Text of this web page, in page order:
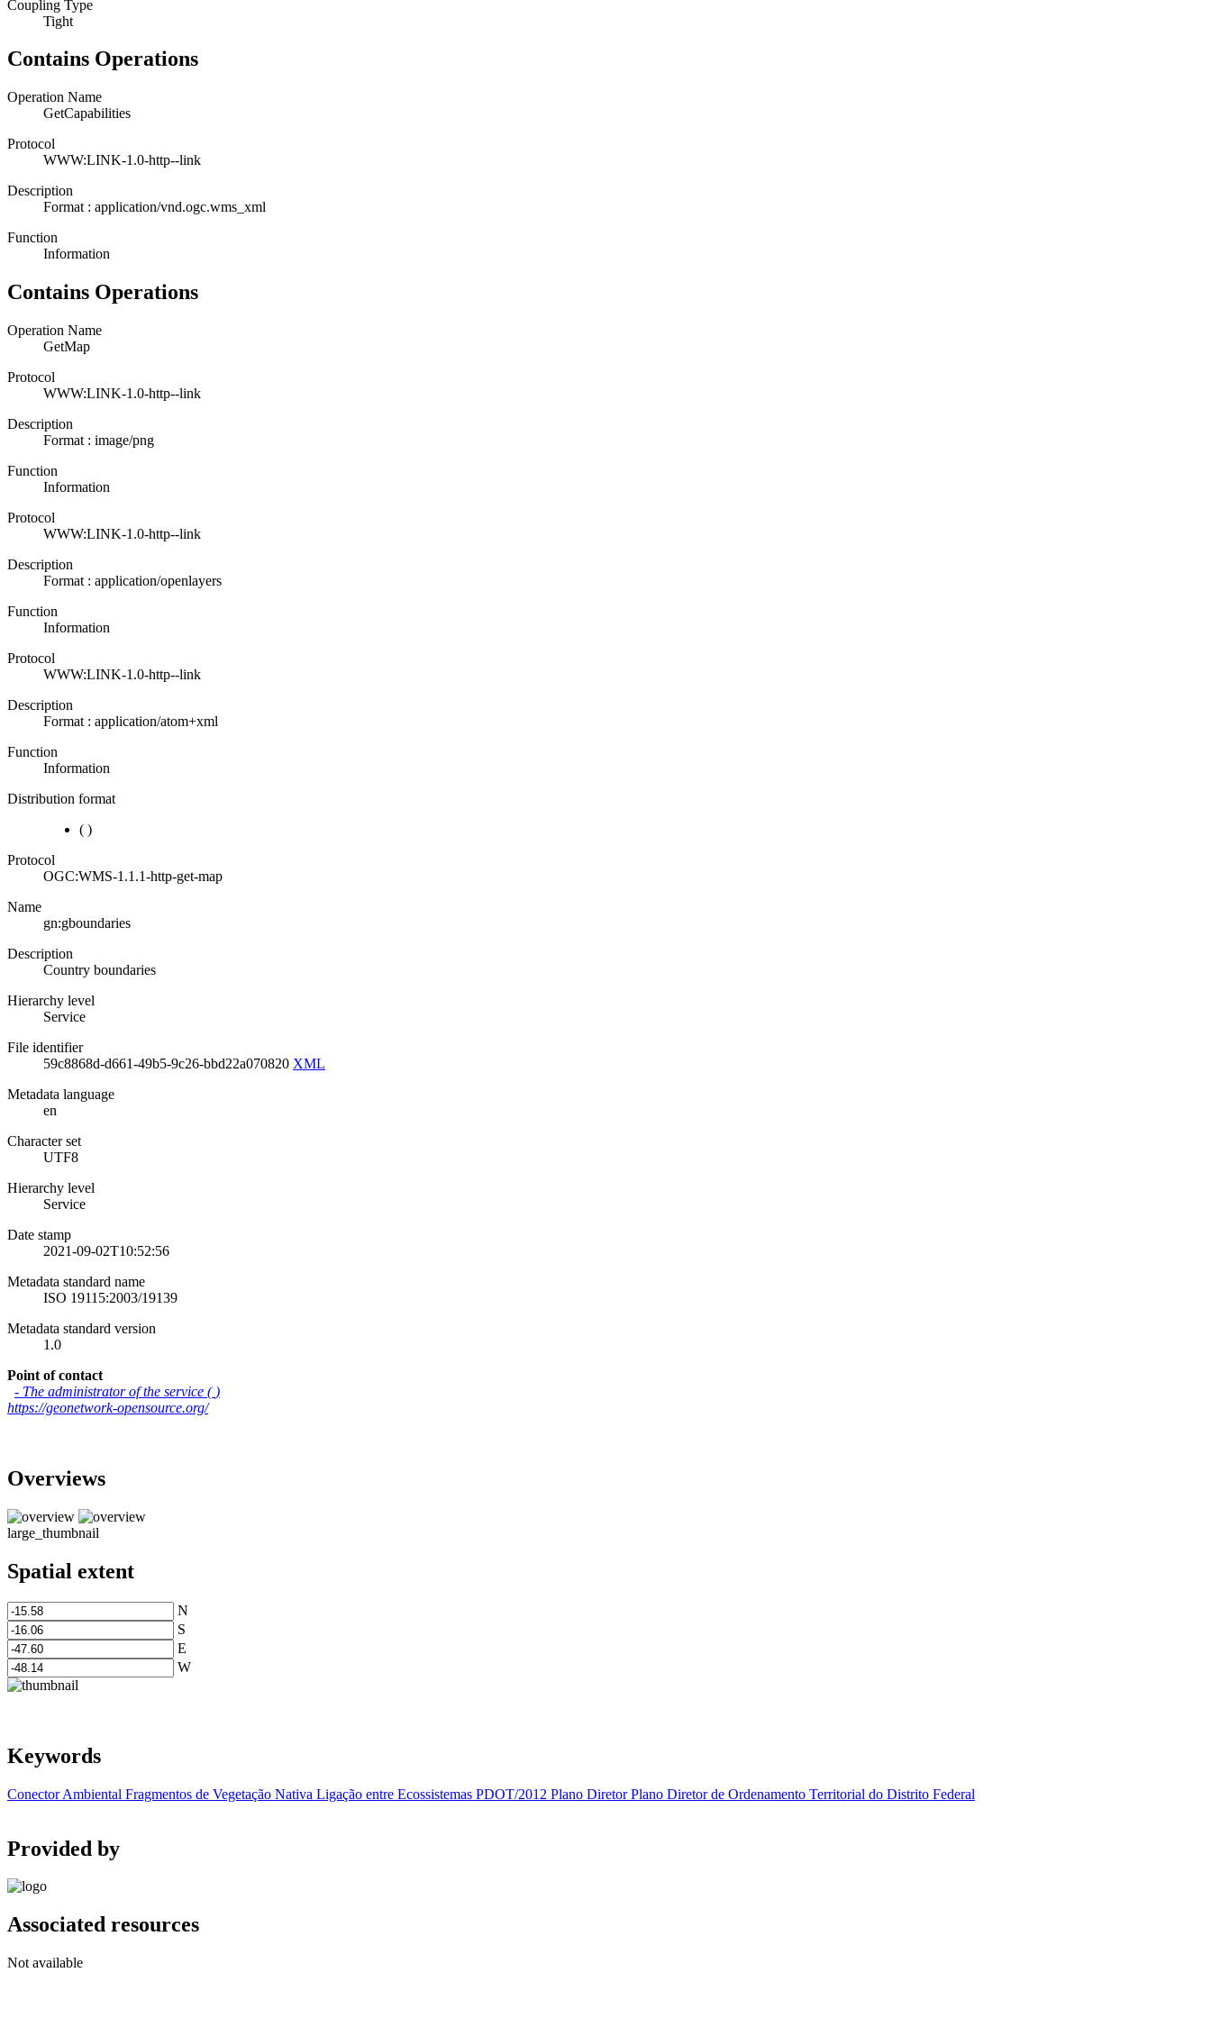
Coupling Type
Tight
Contains Operations
Operation Name
GetCapabilities
Protocol
WWW:LINK-1.0-http--link
Description
Format : application/vnd.ogc.wms_xml
Function
Information
Contains Operations
Operation Name
GetMap
Protocol
WWW:LINK-1.0-http--link
Description
Format : image/png
Function
Information
Protocol
WWW:LINK-1.0-http--link
Description
Format : application/openlayers
Function
Information
Protocol
WWW:LINK-1.0-http--link
Description
Format : application/atom+xml
Function
Information
Distribution format
( )
Protocol
OGC:WMS-1.1.1-http-get-map
Name
gn:gboundaries
Description
Country boundaries
Hierarchy level
Service
File identifier
59c8868d-d661-49b5-9c26-bbd22a070820 XML
Metadata language
en
Character set
UTF8
Hierarchy level
Service
Date stamp
2021-09-02T10:52:56
Metadata standard name
ISO 19115:2003/19139
Metadata standard version
1.0
Point of contact
- The administrator of the service ( )
https://geonetwork-opensource.org/
Overviews
large_thumbnail
Spatial extent
N
S
E
W
Keywords
Conector Ambiental Fragmentos de Vegetação Nativa Ligação entre Ecossistemas PDOT/2012 Plano Diretor Plano Diretor de Ordenamento Territorial do Distrito Federal
Provided by
Associated resources
Not available